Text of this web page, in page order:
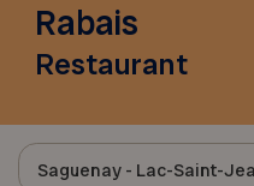
Rabais
Restaurant